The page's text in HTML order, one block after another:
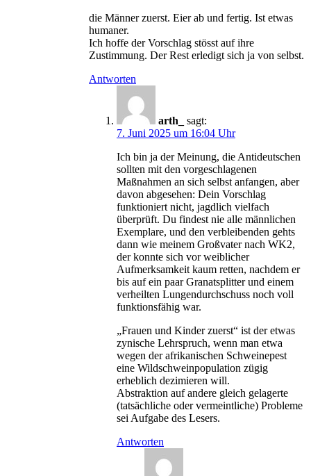
die Männer zuerst. Eier ab und fertig. Ist etwas
humaner.
Ich hoffe der Vorschlag stösst auf ihre
Zustimmung. Der Rest erledigt sich ja von selbst.
Antworten
arth_
sagt:
7. Juni 2025 um 16:04 Uhr
Ich bin ja der Meinung, die Antideutschen
sollten mit den vorgeschlagenen
Maßnahmen an sich selbst anfangen, aber
davon abgesehen: Dein Vorschlag
funktioniert nicht, jagdlich vielfach
überprüft. Du findest nie alle männlichen
Exemplare, und den verbleibenden gehts
dann wie meinem Großvater nach WK2,
der konnte sich vor weiblicher
Aufmerksamkeit kaum retten, nachdem er
bis auf ein paar Granatsplitter und einem
verheilten Lungendurchschuss noch voll
funktionsfähig war.
„Frauen und Kinder zuerst“ ist der etwas
zynische Lehrspruch, wenn man etwa
wegen der afrikanischen Schweinepest
eine Wildschweinpopulation zügig
erheblich dezimieren will.
Abstraktion auf andere gleich gelagerte
(tatsächliche oder vermeintliche) Probleme
sei Aufgabe des Lesers.
Antworten